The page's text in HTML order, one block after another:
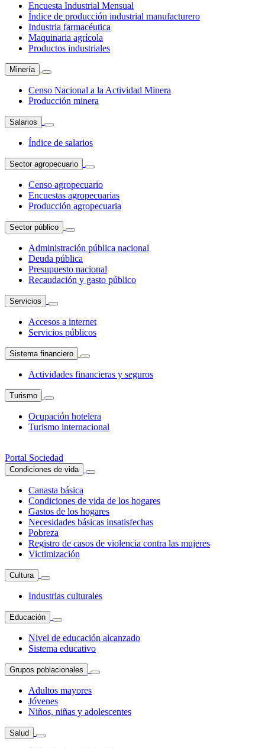
Encuesta Industrial Mensual
Índice de producción industrial manufacturero
Industria farmacéutica
Maquinaria agrícola
Productos industriales
Minería
Censo Nacional a la Actividad Minera
Producción minera
Salarios
Índice de salarios
Sector agropecuario
Censo agropecuario
Encuestas agropecuarias
Producción agropecuaria
Sector público
Administración pública nacional
Deuda pública
Presupuesto nacional
Recaudación y gasto público
Servicios
Accesos a internet
Servicios públicos
Sistema financiero
Actividades financieras y seguros
Turismo
Ocupación hotelera
Turismo internacional
Portal Sociedad
Condiciones de vida
Canasta básica
Condiciones de vida de los hogares
Gastos de los hogares
Necesidades básicas insatisfechas
Pobreza
Registro de casos de violencia contra las mujeres
Victimización
Cultura
Industrias culturales
Educación
Nivel de educación alcanzado
Sistema educativo
Grupos poblacionales
Adultos mayores
Jóvenes
Niños, niñas y adolescentes
Salud